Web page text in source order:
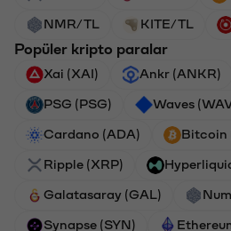
NMR/TL KITE/TL
Popüler kripto paralar
Xai (XAI) Ankr (ANKR)
PSG (PSG) Waves
Cardano (ADA) Bitcoin
Ripple (XRP)
Galatasaray (GAL)
Synapse (SYN)